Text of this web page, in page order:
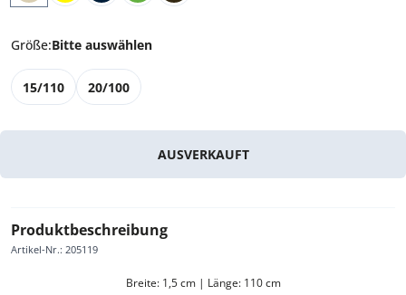
Größe:Bitte auswählen
15/110 20/100
AUSVERKAUFT
Produktbeschreibung
Artikel-Nr.: 205119
Breite: 1,5 cm | Länge: 110 cm